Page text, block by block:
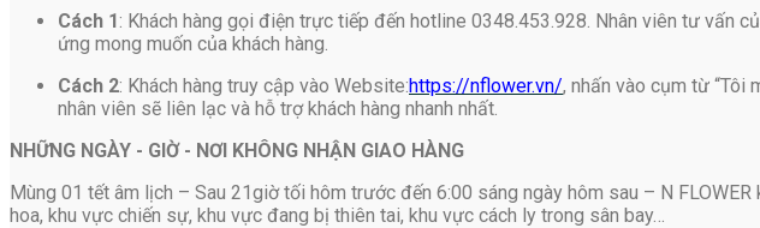
Cách 1: Khách hàng gọi điện trực tiếp đến hotline 0348.453.928. Nhân viên tư vấn
ứng mong muốn của khách hàng.
Cách 2: Khách hàng truy cập vào Website:https://nflower.vn/, nhấn vào cụm từ “Tôi
nhân viên sẽ liên lạc và hỗ trợ khách hàng nhanh nhất.
NHỮNG NGÀY - GIỜ - NƠI KHÔNG NHẬN GIAO HÀNG
Mùng 01 tết âm lịch – Sau 21giờ tối hôm trước đến 6:00 sáng ngày hôm sau – N
hoa, khu vực chiến sự, khu vực đang bị thiên tai, khu vực cách ly trong sân bay…